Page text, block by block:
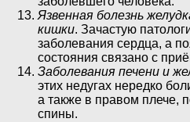
Язвенная болезнь
кишки. Зачастую
заболевания сердца, а
состояния связано с
Заболевания печени и
этих недугах нередко
а также в правом плече,
спины.